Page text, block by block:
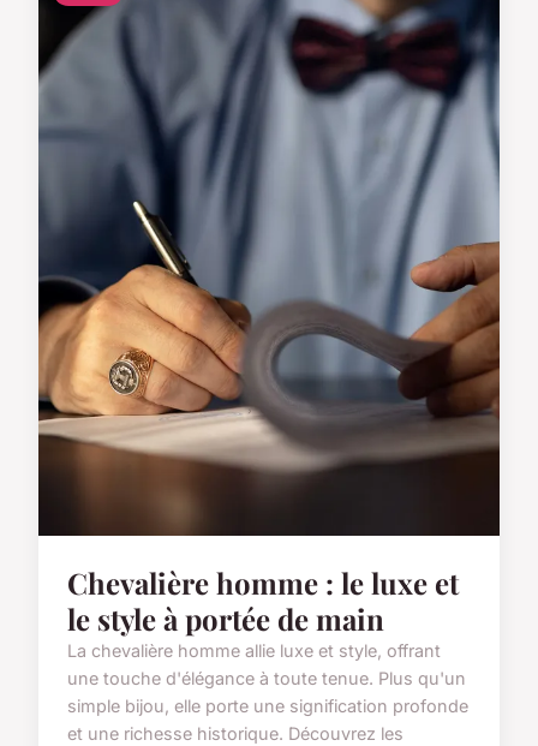
Chevalière homme : le luxe et
le style à portée de main
La chevalière homme allie luxe et style, offrant
une touche d'élégance à toute tenue. Plus qu'un
simple bijou, elle porte une signification profonde
et une richesse historique. Découvrez les